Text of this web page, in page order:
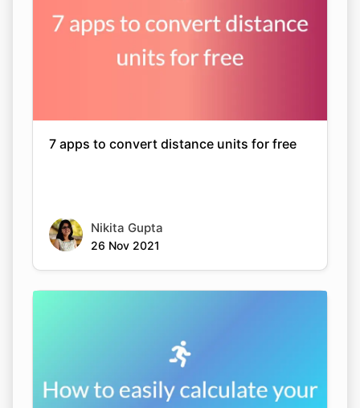
7 apps to convert distance units for free
Nikita Gupta
26 Nov 2021